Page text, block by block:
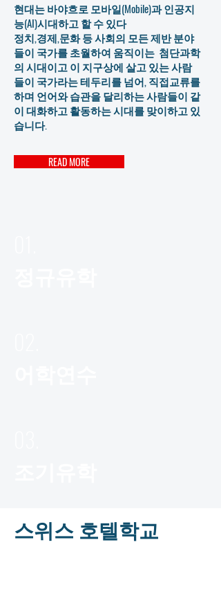
현대는 바야흐로 모바일(Mobile)과 인공지
능(AI)시대하고 할 수 있다
정치,경제,문화 등 사회의 모든 제반 분야
들이 국가를 초월하여 움직이는 첨단과학
의 시대이고 이 지구상에 살고 있는 사람
들이 국가라는 테두리를 넘어, 직접교류를
하며 언어와 습관을 달리하는 사람들이 같
이 대화하고 활동하는 시대를 맞이하고 있
습니다.
READ MORE
​스위스 호텔학교